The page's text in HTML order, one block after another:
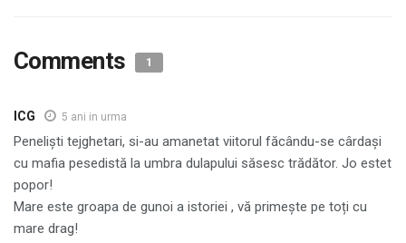
Comments 1
ICG 5 ani in urma
Peneliști tejghetari, si-au amanetat viitorul făcându-se cârdași
cu mafia pesedistă la umbra dulapului săsesc trădător. Jo estet
popor!
Mare este groapa de gunoi a istoriei , vă primește pe toți cu
mare drag!